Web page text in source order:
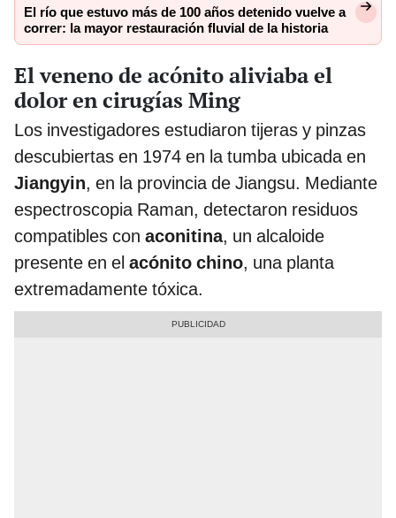
El río que estuvo más de 100 años detenido vuelve a
correr: la mayor restauración fluvial de la historia
El veneno de acónito aliviaba el
dolor en cirugías Ming
Los investigadores estudiaron tijeras y pinzas
descubiertas en 1974 en la tumba ubicada en
Jiangyin, en la provincia de Jiangsu. Mediante
espectroscopia Raman, detectaron residuos
compatibles con aconitina, un alcaloide
presente en el acónito chino, una planta
extremadamente tóxica.